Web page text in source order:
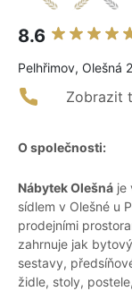
8.6
Pelhřimov, Olešná
Zobrazit
O společnosti:
Nábytek Olešná je
sídlem v Olešné u
prodejními
zahrnuje jak
sestavy,
židle, stoly,